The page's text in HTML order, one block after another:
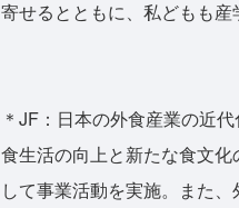
寄せるとともに、私どもも産
＊JF：日本の外食産業の近
食生活の向上と新たな食文
して事業活動を実施。また